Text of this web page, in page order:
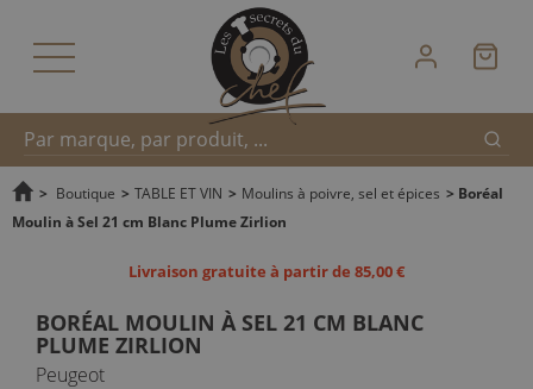
Recherche
> Boutique > TABLE ET VIN > Moulins à poivre, sel et épices > Boréal
Moulin à Sel 21 cm Blanc Plume Zirlion
Livraison gratuite à partir de 85,00 €
BORÉAL MOULIN À SEL 21 CM BLANC
PLUME ZIRLION
Peugeot